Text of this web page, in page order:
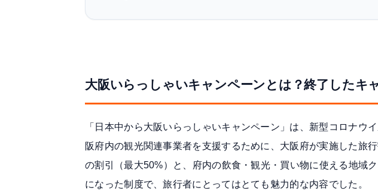
大阪いらっしゃいキャンペーンとは？終了したキ
「日本中から大阪いらっしゃいキャンペーン」は、新型コロナウ
阪府内の観光関連事業者を支援するために、大阪府が実施した旅
の割引（最大50%）と、府内の飲食・観光・買い物に使える地域
になった制度で、旅行者にとってはとても魅力的な内容でした。